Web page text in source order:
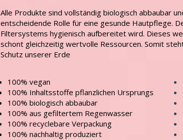
Alle Produkte sind vollständig biologisch abbaubar
entscheidende Rolle für eine gesunde Hautpflege.
Filtersystems hygienisch aufbereitet wird. Dieses
schont gleichzeitig wertvolle Ressourcen. Somit
Schutz unserer Erde
100% vegan
100% Inhaltsstoffe pflanzlichen Ursprungs
100% biologisch abbaubar
100% aus gefiltertem Regenwasser
100% recyclebare Verpackung
100% nachhaltig produziert